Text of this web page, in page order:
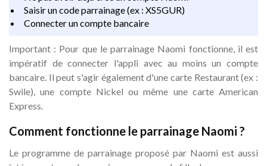
Saisir un code parrainage (ex : XS5GUR)
Connecter un compte bancaire
Important : Pour que le parrainage Naomi fonctionne, il est
impératif de connecter l'appli avec au moins un compte
bancaire. Il peut s'agir également d'une carte Restaurant (ex :
Swile), une compte Nickel ou même une carte American
Express.
Comment fonctionne le parrainage Naomi ?
Le programme de parrainage proposé par Naomi est aussi